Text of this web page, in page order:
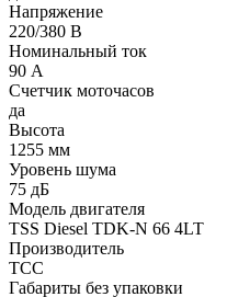
Напряжение
220/380 В
Номинальный ток
90 А
Счетчик моточасов
да
Высота
1255 мм
Уровень шума
75 дБ
Модель двигателя
TSS Diesel TDK-N 66 4LT
Производитель
ТСС
Габариты без упаковки